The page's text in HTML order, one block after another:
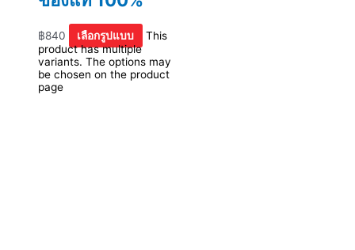
฿840 เลือกรูปแบบ
This
product has multiple
variants. The options may
be chosen on the product
page